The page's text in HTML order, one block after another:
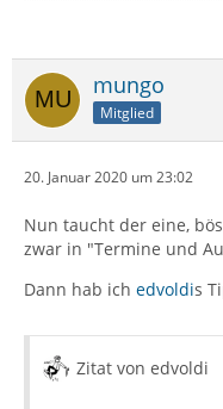
mungo
Mitglied
20. Januar 2020 um 23:02
Nun taucht der eine,
zwar in "Termine und
Dann hab ich edvoldis
Zitat von edvoldi